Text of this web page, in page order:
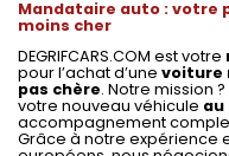
Mandataire auto : votre
moins cher
DEGRIFCARS.COM est votre
pour l’achat d’une voiture
pas chère. Notre mission
votre nouveau véhicule au
accompagnement
Grâce à notre expérience